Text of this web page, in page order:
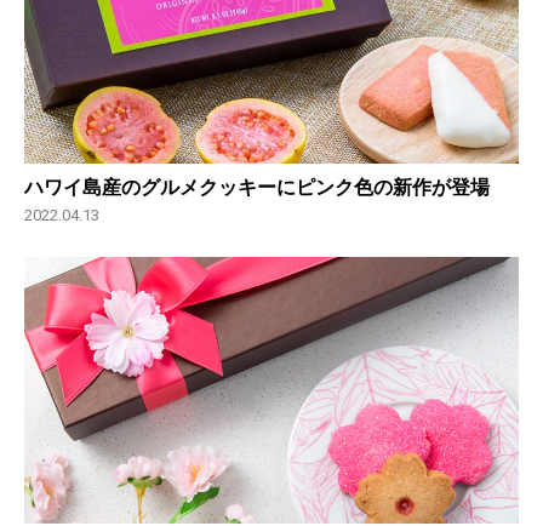
ハワイ島産のグルメクッキーにピンク色の新作が登場
2022.04.13